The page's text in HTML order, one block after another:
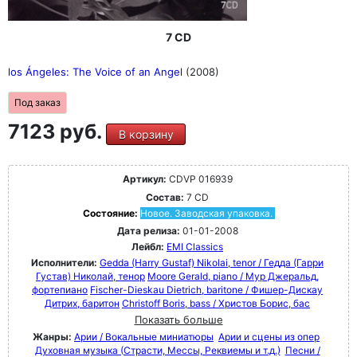
7 CD
los Ángeles: The Voice of an Angel (2008)
Под заказ
7123 руб. В корзину
Артикул: CDVP 016939
Состав: 7 CD
Состояние: Новое. Заводская упаковка.
Дата релиза: 01-01-2008
Лейбл: EMI Classics
Исполнители: Gedda (Harry Gustaf) Nikolai, tenor / Гедда (Гарри
Густав) Николай, тенор Moore Gerald, piano / Мур Джеральд,
фортепиано Fischer-Dieskau Dietrich, baritone / Фишер-Дискау
Дитрих, баритон Christoff Boris, bass / Христов Борис, бас
Показать больше
Жанры: Арии / Вокальные миниатюры Арии и сцены из опер
Духовная музыка (Страсти, Мессы, Реквиемы и т.д.) Песни /